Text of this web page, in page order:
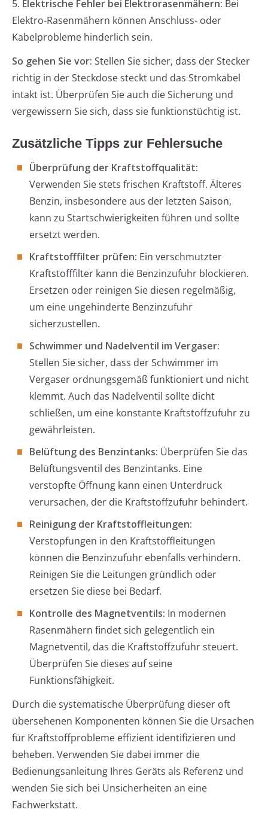
5. Elektrische Fehler bei Elektrorasenmähern: Bei
Elektro-Rasenmähern können Anschluss- oder
Kabelprobleme hinderlich sein.
So gehen Sie vor: Stellen Sie sicher, dass der Stecker
richtig in der Steckdose steckt und das Stromkabel
intakt ist. Überprüfen Sie auch die Sicherung und
vergewissern Sie sich, dass sie funktionstüchtig ist.
Zusätzliche Tipps zur Fehlersuche
Überprüfung der Kraftstoffqualität:
Verwenden Sie stets frischen Kraftstoff. Älteres
Benzin, insbesondere aus der letzten Saison,
kann zu Startschwierigkeiten führen und sollte
ersetzt werden.
Kraftstofffilter prüfen: Ein verschmutzter
Kraftstofffilter kann die Benzinzufuhr blockieren.
Ersetzen oder reinigen Sie diesen regelmäßig,
um eine ungehinderte Benzinzufuhr
sicherzustellen.
Schwimmer und Nadelventil im Vergaser:
Stellen Sie sicher, dass der Schwimmer im
Vergaser ordnungsgemäß funktioniert und nicht
klemmt. Auch das Nadelventil sollte dicht
schließen, um eine konstante Kraftstoffzufuhr zu
gewährleisten.
Belüftung des Benzintanks: Überprüfen Sie das
Belüftungsventil des Benzintanks. Eine
verstopfte Öffnung kann einen Unterdruck
verursachen, der die Kraftstoffzufuhr behindert.
Reinigung der Kraftstoffleitungen:
Verstopfungen in den Kraftstoffleitungen
können die Benzinzufuhr ebenfalls verhindern.
Reinigen Sie die Leitungen gründlich oder
ersetzen Sie diese bei Bedarf.
Kontrolle des Magnetventils: In modernen
Rasenmähern findet sich gelegentlich ein
Magnetventil, das die Kraftstoffzufuhr steuert.
Überprüfen Sie dieses auf seine
Funktionsfähigkeit.
Durch die systematische Überprüfung dieser oft
übersehenen Komponenten können Sie die Ursachen
für Kraftstoffprobleme effizient identifizieren und
beheben. Verwenden Sie dabei immer die
Bedienungsanleitung Ihres Geräts als Referenz und
wenden Sie sich bei Unsicherheiten an eine
Fachwerkstatt.